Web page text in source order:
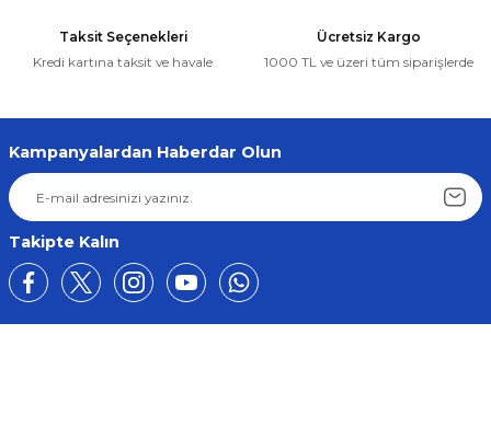
Taksit Seçenekleri
Kredi kartına taksit ve havale
Ücretsiz Kargo
1000 TL ve üzeri tüm siparişlerde
Kampanyalardan Haberdar Olun
Takipte Kalın